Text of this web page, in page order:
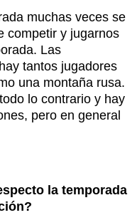
muchas veces se
competir y jugarnos
Las
tantos jugadores
una montaña rusa.
lo contrario y hay
pero en general
la temporada